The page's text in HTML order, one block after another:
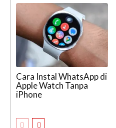
Cara Instal WhatsApp di
Apple Watch Tanpa
iPhone